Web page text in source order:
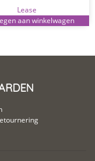
Lease
aan winkelwagen